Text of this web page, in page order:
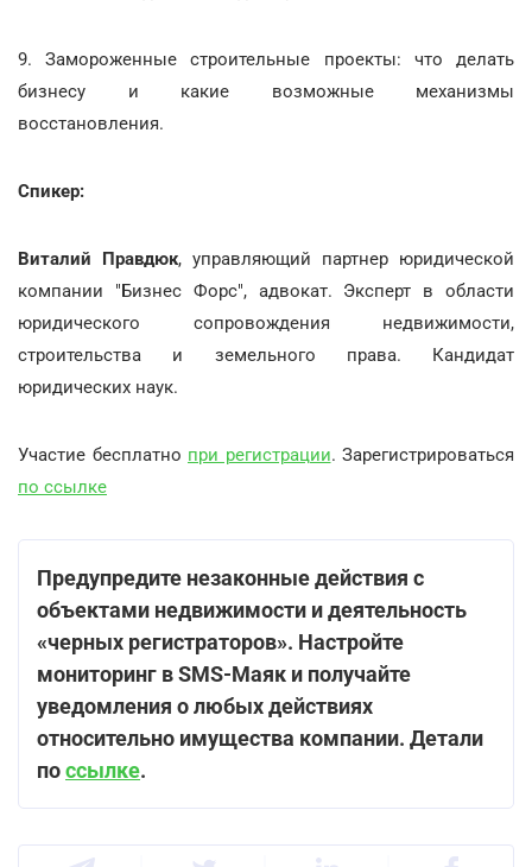
9. Замороженные строительные проекты: что делать
бизнесу и какие возможные механизмы
восстановления.
Спикер:
Виталий Правдюк, управляющий партнер юридической
компании "Бизнес Форс", адвокат. Эксперт в области
юридического сопровождения недвижимости,
строительства и земельного права. Кандидат
юридических наук.
Участие бесплатно при регистрации. Зарегистрироваться
по ссылке
Предупредите незаконные действия с
объектами недвижимости и деятельность
«черных регистраторов». Настройте
мониторинг в SMS-Маяк и получайте
уведомления о любых действиях
относительно имущества компании. Детали
поссылке.